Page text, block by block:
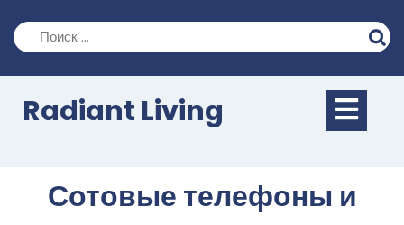
содержимому
Radiant Living
Сотовые телефоны и